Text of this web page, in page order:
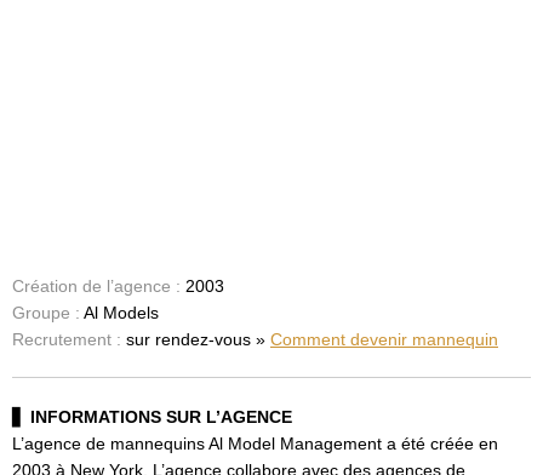
Création de l’agence : 2003
Groupe : Al Models
Recrutement : sur rendez-vous » Comment devenir mannequin
INFORMATIONS SUR L’AGENCE
L’agence de mannequins Al Model Management a été créée en
2003 à New York. L’agence collabore avec des agences de